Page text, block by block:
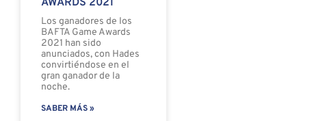
AWARDS 2021
Los ganadores de los
BAFTA Game Awards
2021 han sido
anunciados, con Hades
convirtiéndose en el
gran ganador de la
noche.
SABER MÁS »